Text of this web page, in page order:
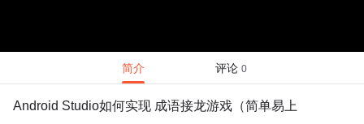
简介 评论 0
Android Studio如何实现 成语接龙游戏（简单易上